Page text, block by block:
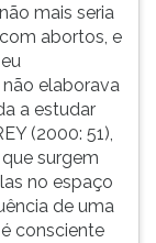
mais seria
abortos, e
não elaborava
a estudar
(2000: 51),
surgem
no espaço
de uma
consciente